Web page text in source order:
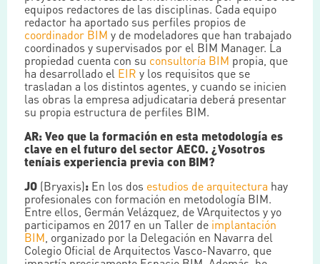
equipos redactores de las disciplinas. Cada equipo
redactor ha aportado sus perfiles propios de
coordinador BIM y de modeladores que han trabajado
coordinados y supervisados por el BIM Manager. La
propiedad cuenta con su consultoría BIM propia, que
ha desarrollado el EIR y los requisitos que se
trasladan a los distintos agentes, y cuando se inicien
las obras la empresa adjudicataria deberá presentar
su propia estructura de perfiles BIM.
AR: Veo que la formación en esta metodología es
clave en el futuro del sector AECO. ¿Vosotros
teníais experiencia previa con BIM?
JO (Bryaxis): En los dos estudios de arquitectura hay
profesionales con formación en metodología BIM.
Entre ellos, Germán Velázquez, de VArquitectos y yo
participamos en 2017 en un Taller de implantación
BIM, organizado por la Delegación en Navarra del
Colegio Oficial de Arquitectos Vasco-Navarro, que